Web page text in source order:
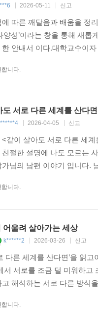
2026-05-11 신고
따른 깨달음과 배움을 정
양성’이라는 창을 통해 새
안내서 이다.대학교수이
니다.
도 서로 다른 세계를 산다면
2026-04-05 신고
같이 살아도 서로 다른 세
절한 설명에 나도 모르는
가님의 남편 이야기 입니다.
니다.
어울려 살아가는 세상
k******2 2026-03-26 신고
다른 세계를 산다면’을 읽
서 서로를 조금 덜 미워하
해석하는 서로 다른 방식
니다.